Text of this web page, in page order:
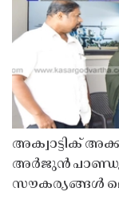
അക്വാട്ടിക്
അർജുൻ
സൗകര്യങ്ങൾ